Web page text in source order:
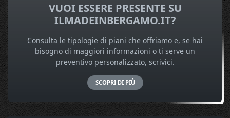
VUOI ESSERE PRESENTE SU
ILMADEINBERGAMO.IT?
Consulta le tipologie di piani che offriamo e, se hai
bisogno di maggiori informazioni o ti serve un
preventivo personalizzato, scrivici.
SCOPRI DI PIÙ